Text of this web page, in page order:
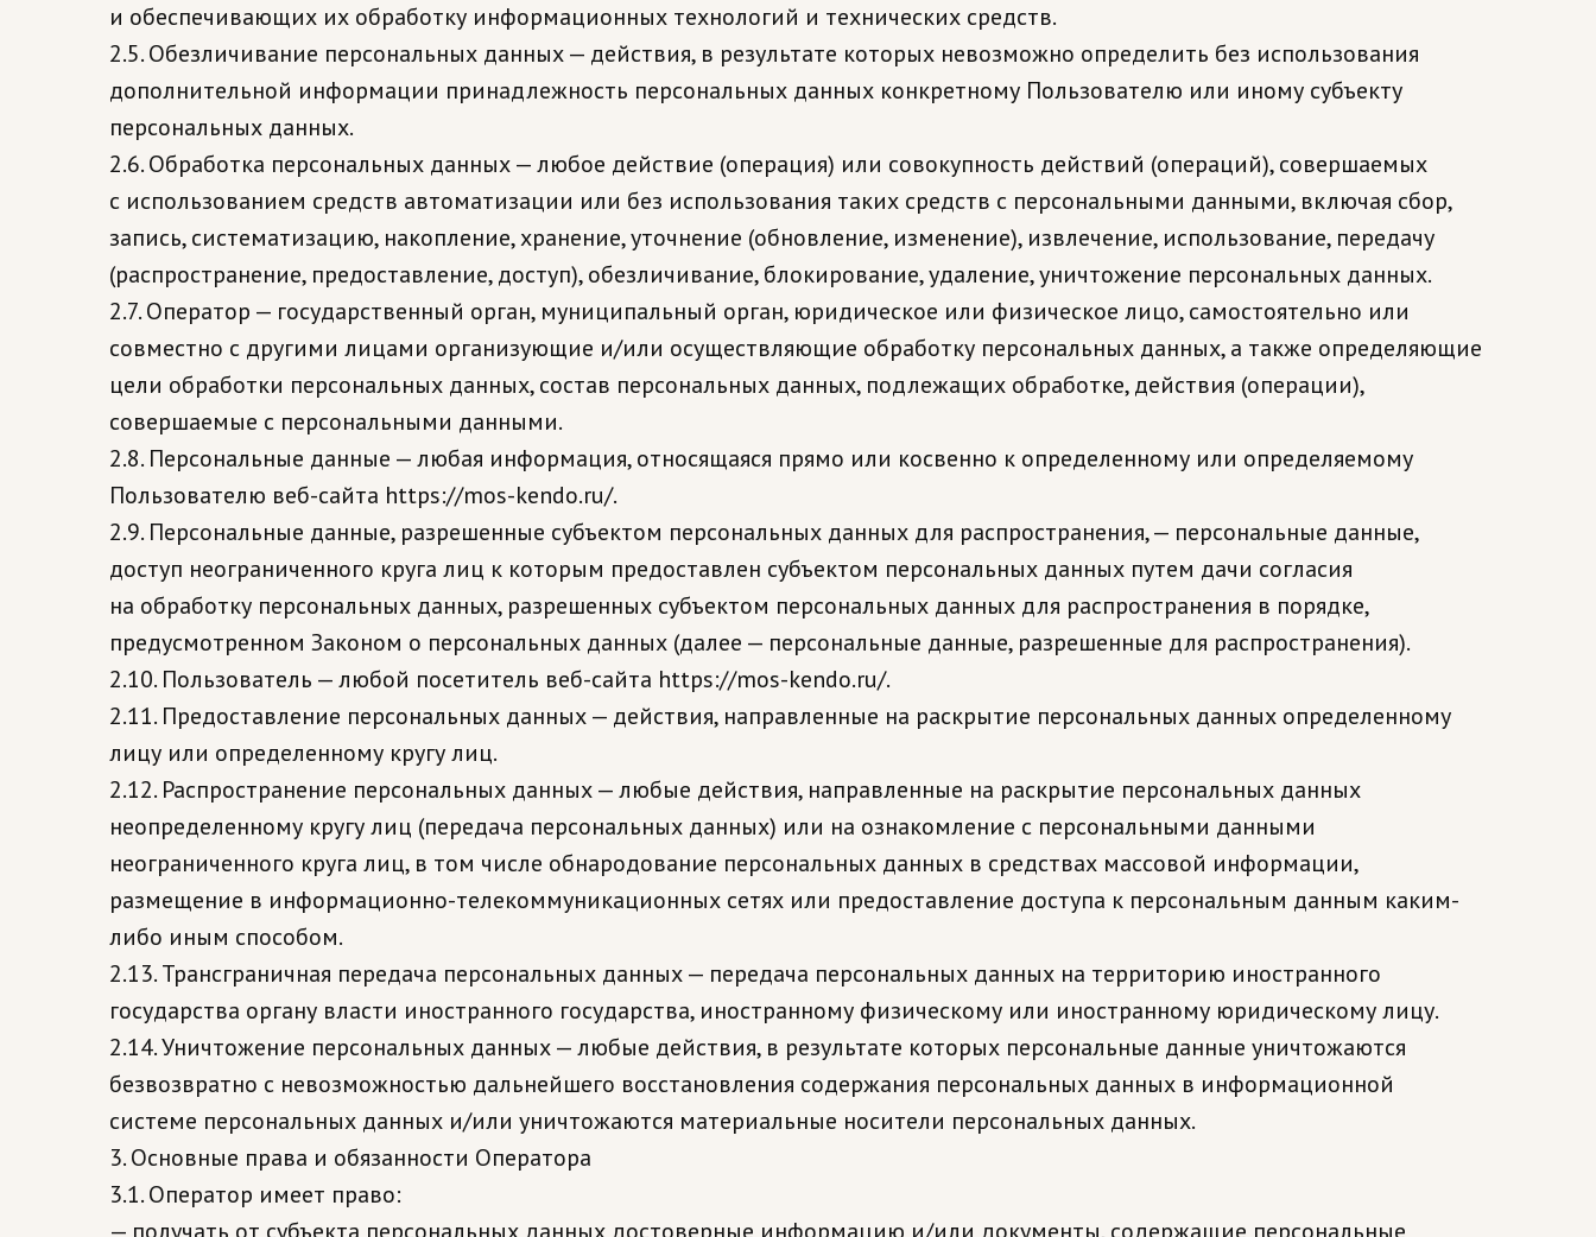
и обеспечивающих их обработку информационных технологий и технических средств.
2.5. Обезличивание персональных данных — действия, в результате которых невозможно определить без использования
дополнительной информации принадлежность персональных данных конкретному Пользователю или иному субъекту
персональных данных.
2.6. Обработка персональных данных — любое действие (операция) или совокупность действий (операций), совершаемых
с использованием средств автоматизации или без использования таких средств с персональными данными, включая сбор,
запись, систематизацию, накопление, хранение, уточнение (обновление, изменение), извлечение, использование, передачу
(распространение, предоставление, доступ), обезличивание, блокирование, удаление, уничтожение персональных данных.
2.7. Оператор — государственный орган, муниципальный орган, юридическое или физическое лицо, самостоятельно или
совместно с другими лицами организующие и/или осуществляющие обработку персональных данных, а также определяющие
цели обработки персональных данных, состав персональных данных, подлежащих обработке, действия (операции),
совершаемые с персональными данными.
2.8. Персональные данные — любая информация, относящаяся прямо или косвенно к определенному или определяемому
Пользователю веб-сайта https://mos-kendo.ru/.
2.9. Персональные данные, разрешенные субъектом персональных данных для распространения, — персональные данные,
доступ неограниченного круга лиц к которым предоставлен субъектом персональных данных путем дачи согласия
на обработку персональных данных, разрешенных субъектом персональных данных для распространения в порядке,
предусмотренном Законом о персональных данных (далее — персональные данные, разрешенные для распространения).
2.10. Пользователь — любой посетитель веб-сайта https://mos-kendo.ru/.
2.11. Предоставление персональных данных — действия, направленные на раскрытие персональных данных определенному
лицу или определенному кругу лиц.
2.12. Распространение персональных данных — любые действия, направленные на раскрытие персональных данных
неопределенному кругу лиц (передача персональных данных) или на ознакомление с персональными данными
неограниченного круга лиц, в том числе обнародование персональных данных в средствах массовой информации,
размещение в информационно-телекоммуникационных сетях или предоставление доступа к персональным данным каким-
либо иным способом.
2.13. Трансграничная передача персональных данных — передача персональных данных на территорию иностранного
государства органу власти иностранного государства, иностранному физическому или иностранному юридическому лицу.
2.14. Уничтожение персональных данных — любые действия, в результате которых персональные данные уничтожаются
безвозвратно с невозможностью дальнейшего восстановления содержания персональных данных в информационной
системе персональных данных и/или уничтожаются материальные носители персональных данных.
3. Основные права и обязанности Оператора
3.1. Оператор имеет право: